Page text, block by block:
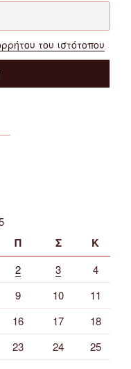
του ιστότοπου
Π Σ Κ
2 3
4
9 10
11
16 17
18
23 24
25